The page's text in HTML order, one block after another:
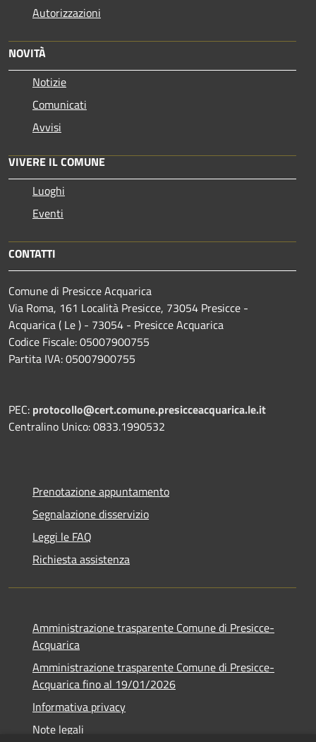
Autorizzazioni
NOVITÀ
Notizie
Comunicati
Avvisi
VIVERE IL COMUNE
Luoghi
Eventi
CONTATTI
Comune di Presicce Acquarica
Via Roma, 161 Località Presicce, 73054 Presicce -
Acquarica ( Le ) - 73054 - Presicce Acquarica
Codice Fiscale: 05007900755
Partita IVA: 05007900755
PEC: protocollo@cert.comune.presicceacquarica.le.it
Centralino Unico: 0833.1990532
Prenotazione appuntamento
Segnalazione disservizio
Leggi le FAQ
Richiesta assistenza
Amministrazione trasparente Comune di Presicce-
Acquarica
Amministrazione trasparente Comune di Presicce-
Acquarica fino al 19/01/2026
Informativa privacy
Note legali